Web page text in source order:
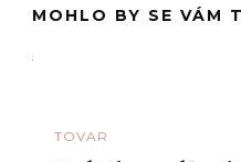
MOHLO BY SE VÁM
TOVAR